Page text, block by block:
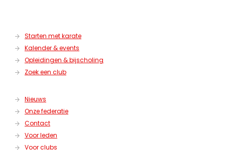
Starten met karate
Kalender & events
Opleidingen & bijscholing
Zoek een club
Nieuws
Onze federatie
Contact
Voor leden
Voor clubs